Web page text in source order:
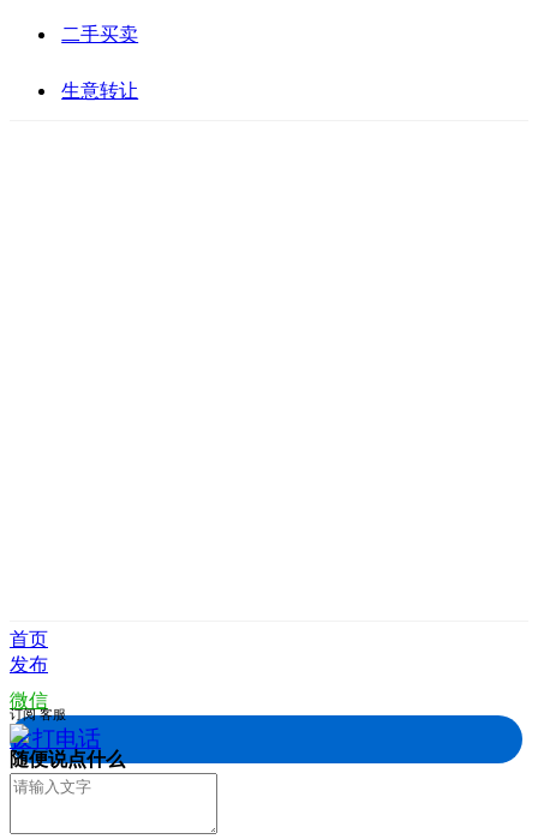
二手买卖
生意转让
首页
发布
微信
拨打电话
订阅 客服
随便说点什么